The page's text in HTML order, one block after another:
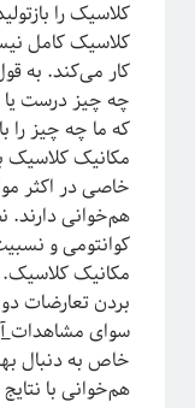
#شرح_پیچیدگی
کلاسیک را
کلاسیک کامل
کار می‌کند. به
چه چیز درست یا
که ما چه چیز را
مکانیک کلاسیک
خاصی در اکثر
هم‌خوانی دارند.
کوانتومی و
مکانیک
بردن تعارضات
سوای مشاهدات
خاص به دنبال
هم‌خوانی با